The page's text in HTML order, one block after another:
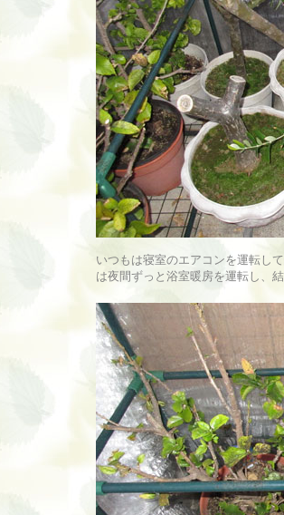
いつもは寝室のエアコンを運転し
は夜間ずっと浴室暖房を運転し、